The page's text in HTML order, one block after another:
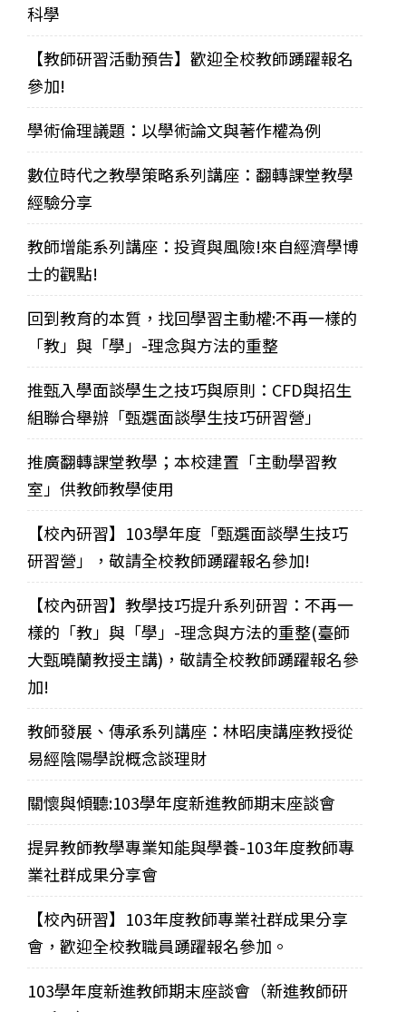
科學
【教師研習活動預告】歡迎全校教師踴躍報名
參加!
學術倫理議題：以學術論文與著作權為例
數位時代之教學策略系列講座：翻轉課堂教學
經驗分享
教師增能系列講座：投資與風險!來自經濟學博
士的觀點!
回到教育的本質，找回學習主動權:不再一樣的
「教」與「學」-理念與方法的重整
推甄入學面談學生之技巧與原則：CFD與招生
組聯合舉辦「甄選面談學生技巧研習營」
推廣翻轉課堂教學；本校建置「主動學習教
室」供教師教學使用
【校內研習】103學年度「甄選面談學生技巧
研習營」，敬請全校教師踴躍報名參加!
【校內研習】教學技巧提升系列研習：不再一
樣的「教」與「學」-理念與方法的重整(臺師
大甄曉蘭教授主講)，敬請全校教師踴躍報名參
加!
教師發展、傳承系列講座：林昭庚講座教授從
易經陰陽學說概念談理財
關懷與傾聽:103學年度新進教師期末座談會
提昇教師教學專業知能與學養-103年度教師專
業社群成果分享會
【校內研習】103年度教師專業社群成果分享
會，歡迎全校教職員踴躍報名參加。
103學年度新進教師期末座談會（新進教師研